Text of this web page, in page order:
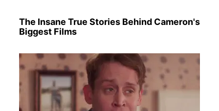
The Insane True Stories Behind Cameron's
Biggest Films